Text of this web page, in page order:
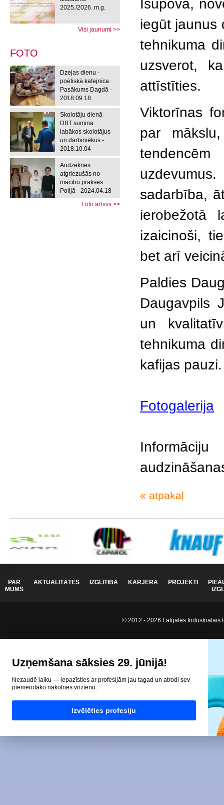
2025./2026. m.g.
Visi jaunumi >>
FOTO
Dzejas dienu -
poētiskā kafejnīca.
Pasākums Dagdā -
2018.09.18
Skolotāju dienā
DBT sumina
labākos skolotājus
un darbiniekus -
2018.10.04
Audzēknes
atgriezušās no
mācību prakses
Polijā - 2024.04.18
Foto arhīvs >>
Isupova,
iegūt jaunus
tehnikuma
uzsverot,
attīstīties.
Viktorīnas
par
sadarbība,
ierobežotā
izaicinoši,
bet arī
Paldies
Daugavpils
un
tehnikuma
kafijas pauzi.
Fotogalerija
« atpakaļ
PAR
MUMS
AKTUALITĀTES IZGLĪTĪBA KARJERA PROJEKTI
© 2012 - 2026 Latgales Industriālais
Uzņemšana sāksies 29. jūnijā!
Nezaudē laiku — iepazīsties ar profesijām jau tagad un atrodi sev
piemērotāko nākotnes virzienu.
Izvēlēties profesiju